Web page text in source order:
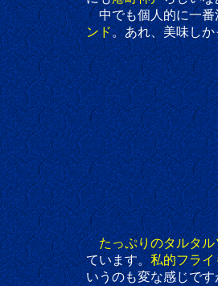
中でも個人的に一番注目した
ンド。あれ、美味し
たっぷりのタルタル
ています。私的フラ
いうのも変な感じです